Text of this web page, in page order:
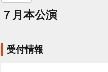
７月本公演
受付情報